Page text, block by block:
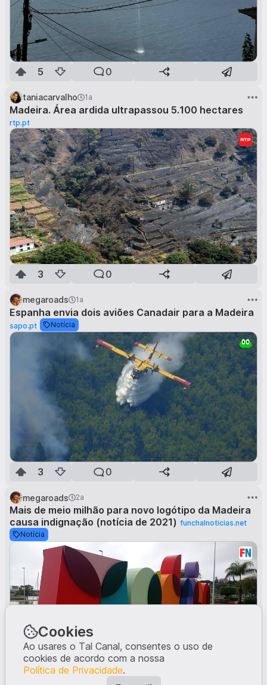
5 0
taniacarvalho 1a
Madeira. Área ardida ultrapassou 5.100 hectares
rtp.pt
3 0
megaroads 1a
Espanha envia dois aviões Canadair para a Madeira
sapo.pt Notícia
3 0
megaroads 2a
Mais de meio milhão para novo logótipo da Madeira
causa indignação (notícia de 2021) funchalnoticias.net
Notícia
5 9
Cookies
Ao usares o Tal Canal, consentes o uso de
cookies de acordo com a nossa
Política de Privacidade.